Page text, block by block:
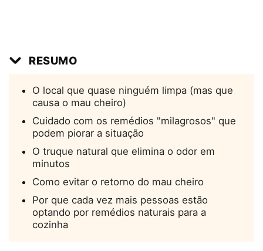
RESUMO
O local que quase ninguém limpa (mas que
causa o mau cheiro)
Cuidado com os remédios "milagrosos" que
podem piorar a situação
O truque natural que elimina o odor em
minutos
Como evitar o retorno do mau cheiro
Por que cada vez mais pessoas estão
optando por remédios naturais para a
cozinha